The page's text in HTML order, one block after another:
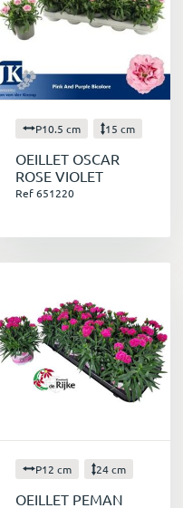
P10.5 cm 15 cm
OEILLET OSCAR
ROSE VIOLET
Ref 651220
P12 cm 24 cm
OEILLET PEMAN